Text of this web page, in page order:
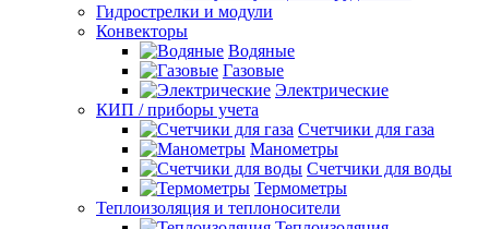
Гидрострелки и модули
Конвекторы
Водяные
Газовые
Электрические
КИП / приборы учета
Счетчики для газа
Манометры
Счетчики для воды
Термометры
Теплоизоляция и теплоносители